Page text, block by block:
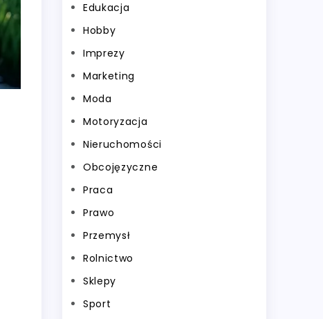
Edukacja
Hobby
Imprezy
Marketing
Moda
Motoryzacja
Nieruchomości
Obcojęzyczne
Praca
Prawo
Przemysł
Rolnictwo
Sklepy
Sport